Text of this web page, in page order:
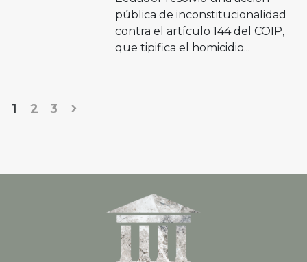
pública de inconstitucionalidad
contra el artículo 144 del COIP,
que tipifica el homicidio...
1 2 3